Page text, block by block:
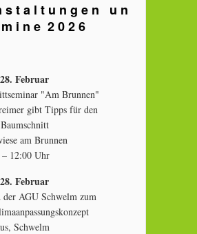
s t a l t u n g e n u n
i n e 2 0 2 6
Februar
"Am Brunnen"
gibt Tipps für den
am Brunnen
12:00 Uhr
Februar
der AGU Schwelm zum
Schwelm